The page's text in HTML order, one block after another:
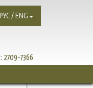
2709-7366
РУС / ENG